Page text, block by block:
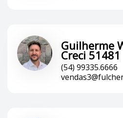
Guilherme
Creci 51481
(54) 99335.6666